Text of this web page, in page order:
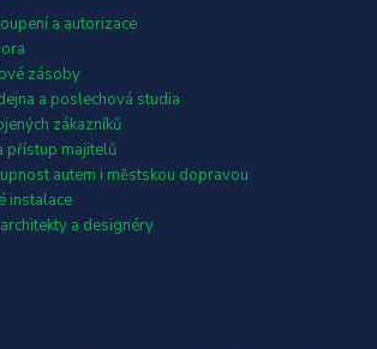
a autorizace
zásoby
a poslechová studia
zákazníků
přístup majitelů
autem i městskou dopravou
instalace
a designéry